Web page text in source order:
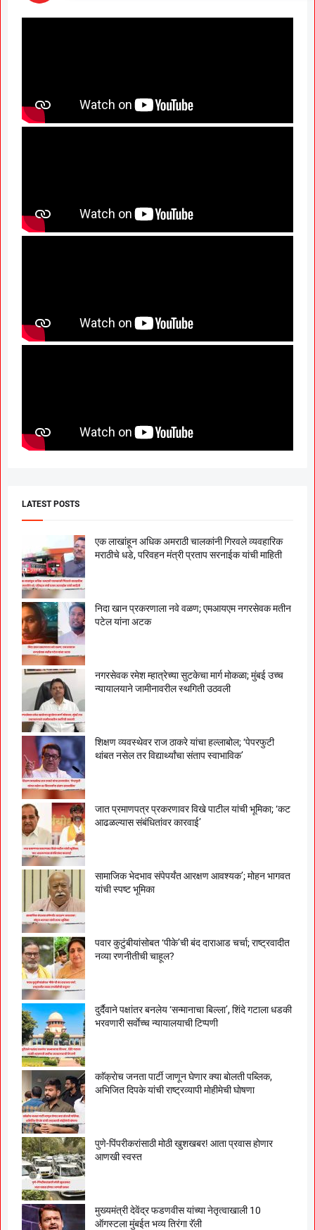
LATEST POSTS
एक लाखांहून अधिक अमराठी चालकांनी गिरवले व्यवहारिक
मराठीचे धडे, परिवहन मंत्री प्रताप सरनाईक यांची माहिती
निदा खान प्रकरणाला नवे वळण; एमआयएम नगरसेवक मतीन
पटेल यांना अटक
नगरसेवक रमेश म्हात्रेच्या सुटकेचा मार्ग मोकळा; मुंबई उच्च
न्यायालयाने जामीनावरील स्थगिती उठवली
शिक्षण व्यवस्थेवर राज ठाकरे यांचा हल्लाबोल; ‘पेपरफुटी
थांबत नसेल तर विद्यार्थ्यांचा संताप स्वाभाविक’
जात प्रमाणपत्र प्रकरणावर विखे पाटील यांची भूमिका; ‘कट
आढळल्यास संबंधितांवर कारवाई’
सामाजिक भेदभाव संपेपर्यंत आरक्षण आवश्यक’; मोहन भागवत
यांची स्पष्ट भूमिका
पवार कुटुंबीयांसोबत ‘पीके’ची बंद दाराआड चर्चा; राष्ट्रवादीत
नव्या रणनीतीची चाहूल?
दुर्दैवाने पक्षांतर बनलेय ‘सन्मानाचा बिल्ला’, शिंदे गटाला धडकी
भरवणारी सर्वाेच्च न्यायालयाची टिप्पणी
काॅक्राेच जनता पार्टी जाणून घेणार क्या बाेलती पब्लिक,
अभिजित दिपके यांची राष्ट्रव्यापी माेहीमेची घाेषणा
पुणे-पिंपरीकरांसाठी मोठी खुशखबर! आता प्रवास होणार
आणखी स्वस्त
मुख्यमंत्री देवेंद्र फडणवीस यांच्या नेतृत्वाखाली 10
ऑगस्टला मुंबईत भव्य तिरंगा रॅली
Marathwada After September 2